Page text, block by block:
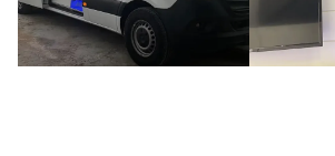
concreción de su propio sueño.